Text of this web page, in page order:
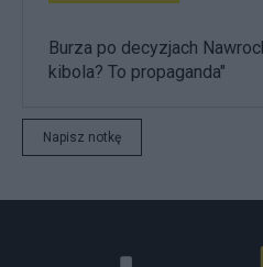
Burza po decyzjach
kibola? To propaganda"
Napisz notkę